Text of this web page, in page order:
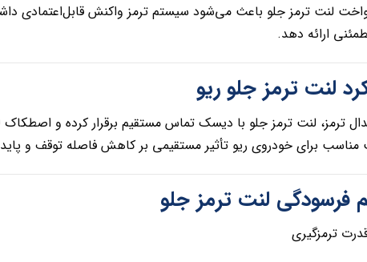
لنت ترمز جلو باعث می‌شود سیستم ترمز واکنش قابل‌اعتمادی
ارائه دهد.
لنت ترمز جلو ریو
ترمز، لنت ترمز جلو با دیسک تماس مستقیم برقرار کرده و
مناسب برای خودروی ریو تأثیر مستقیمی بر کاهش فاصله توقف و
فرسودگی لنت ترمز جلو
ترمزگیری